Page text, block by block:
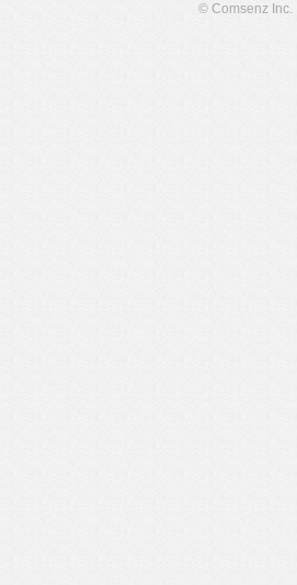
© Comsenz Inc.